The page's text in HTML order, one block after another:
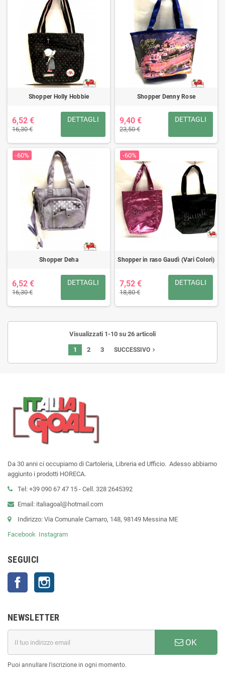
Shopper Holly Hobbie
6,52 €
16,30 €
DETTAGLI
Shopper Denny Rose
9,40 €
23,50 €
DETTAGLI
-60%
Shopper Deha
6,52 €
16,30 €
DETTAGLI
-60%
Shopper in raso Gaudì (Vari Colori)
7,52 €
18,80 €
DETTAGLI
Visualizzati 1-10 su 26 articoli
1 2 3 SUCCESSIVOnavigate_next
Da 30 anni ci occupiamo di Cartoleria, Libreria ed Ufficio. Adesso abbiamo
aggiunto i prodotti HORECA.
Tel: +39 090 67 47 15 - Cell. 328 2645392
Email: italiagoal@hotmail.com
Indirizzo: Via Comunale Camaro, 148, 98149 Messina ME
Facebook Instagram
SEGUICI
Facebook
NEWSLETTER
OK
Puoi annullare l'iscrizione in ogni momento.